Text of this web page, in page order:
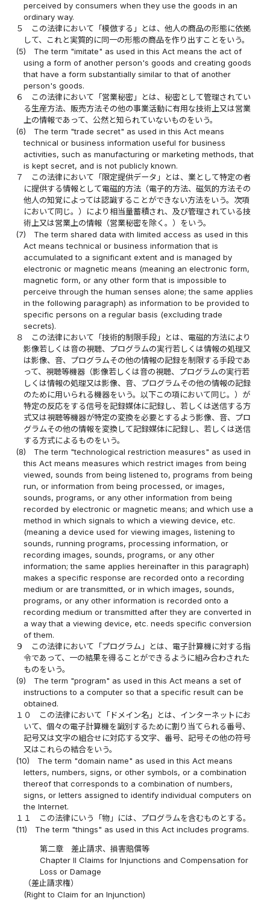
perceived by consumers when they use the goods in an
ordinary way.
５
この法律において「模倣する」とは、他人の商品の形態に依拠
して、これと実質的に同一の形態の商品を作り出すことをいう。
(5)
The term "imitate" as used in this Act means the act of
using a form of another person's goods and creating goods
that have a form substantially similar to that of another
person's goods.
６
この法律において「営業秘密」とは、秘密として管理されてい
る生産方法、販売方法その他の事業活動に有用な技術上又は営業
上の情報であって、公然と知られていないものをいう。
(6)
The term "trade secret" as used in this Act means
technical or business information useful for business
activities, such as manufacturing or marketing methods, that
is kept secret, and is not publicly known.
７
この法律において「限定提供データ」とは、業として特定の者
に提供する情報として電磁的方法（電子的方法、磁気的方法その
他人の知覚によっては認識することができない方法をいう。次項
において同じ。）により相当量蓄積され、及び管理されている技
術上又は営業上の情報（営業秘密を除く。）をいう。
(7)
The term shared data with limited access as used in this
Act means technical or business information that is
accumulated to a significant extent and is managed by
electronic or magnetic means (meaning an electronic form,
magnetic form, or any other form that is impossible to
perceive through the human senses alone; the same applies
in the following paragraph) as information to be provided to
specific persons on a regular basis (excluding trade
secrets).
８
この法律において「技術的制限手段」とは、電磁的方法により
影像若しくは音の視聴、プログラムの実行若しくは情報の処理又
は影像、音、プログラムその他の情報の記録を制限する手段であ
って、視聴等機器（影像若しくは音の視聴、プログラムの実行若
しくは情報の処理又は影像、音、プログラムその他の情報の記録
のために用いられる機器をいう。以下この項において同じ。）が
特定の反応をする信号を記録媒体に記録し、若しくは送信する方
式又は視聴等機器が特定の変換を必要とするよう影像、音、プロ
グラムその他の情報を変換して記録媒体に記録し、若しくは送信
する方式によるものをいう。
(8)
The term "technological restriction measures" as used in
this Act means measures which restrict images from being
viewed, sounds from being listened to, programs from being
run, or information from being processed, or images,
sounds, programs, or any other information from being
recorded by electronic or magnetic means; and which use a
method in which signals to which a viewing device, etc.
(meaning a device used for viewing images, listening to
sounds, running programs, processing information, or
recording images, sounds, programs, or any other
information; the same applies hereinafter in this paragraph)
makes a specific response are recorded onto a recording
medium or are transmitted, or in which images, sounds,
programs, or any other information is recorded onto a
recording medium or transmitted after they are converted in
a way that a viewing device, etc. needs specific conversion
of them.
９
この法律において「プログラム」とは、電子計算機に対する指
令であって、一の結果を得ることができるように組み合わされた
ものをいう。
(9)
The term "program" as used in this Act means a set of
instructions to a computer so that a specific result can be
obtained.
１０
この法律において「ドメイン名」とは、インターネットにお
いて、個々の電子計算機を識別するために割り当てられる番号、
記号又は文字の組合せに対応する文字、番号、記号その他の符号
又はこれらの結合をいう。
(10)
The term "domain name" as used in this Act means
letters, numbers, signs, or other symbols, or a combination
thereof that corresponds to a combination of numbers,
signs, or letters assigned to identify individual computers on
the Internet.
１１
この法律にいう「物」には、プログラムを含むものとする。
(11)
The term "things" as used in this Act includes programs.
第二章 差止請求、損害賠償等
Chapter II Claims for Injunctions and Compensation for
Loss or Damage
（差止請求権）
(Right to Claim for an Injunction)